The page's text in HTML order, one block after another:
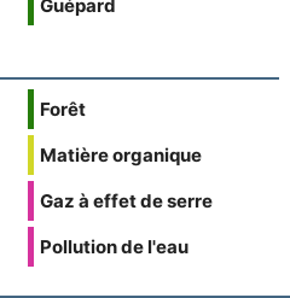
Guépard
Forêt
Matière organique
Gaz à effet de serre
Pollution de l'eau